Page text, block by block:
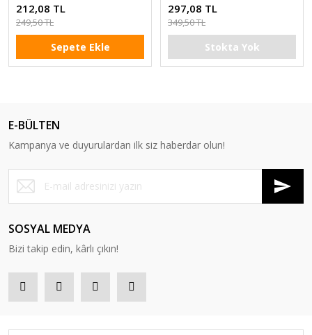
212,08 TL
249,50 TL
Sepete Ekle
297,08 TL
349,50 TL
Stokta Yok
E-BÜLTEN
Kampanya ve duyurulardan ilk siz haberdar olun!
SOSYAL MEDYA
Bizi takip edin, kârlı çıkın!